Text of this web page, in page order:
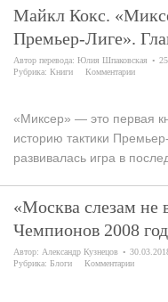
Майкл Кокс.
Премьер-Лиге».
Автор перевода: Юлия Шпаковская
Рубрика: Книги Комментарии
«Миксер» — это первая
историю тактики
развивалась игра в
«Москва слезам не
Чемпионов 2008
Автор: Александр Кузнецов
Рубрика: Блоги Комментарии